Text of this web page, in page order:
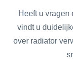
Heeft u
vindt u
over radiator